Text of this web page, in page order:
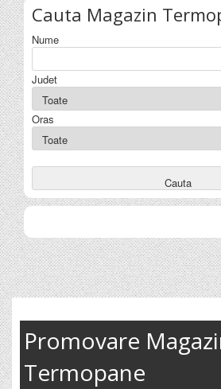
Cauta Magazin
Nume
Judet
Oras
Promovare
Termopane